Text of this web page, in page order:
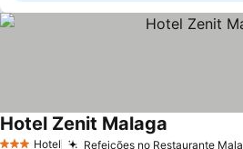
Hotel Refeições no Restaurante
Hotel Zenit Malaga